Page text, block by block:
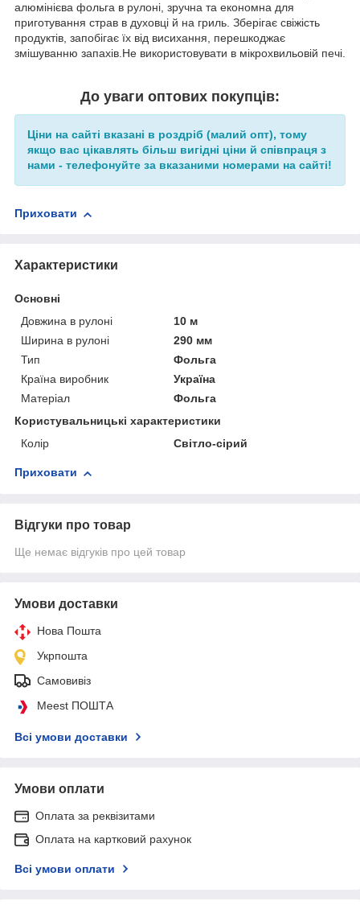
алюмінієва фольга в рулоні, зручна та економна для
приготування страв в духовці й на гриль. Зберігає свіжість
продуктів, запобігає їх від висихання, перешкоджає
змішуванню запахів.Не використовувати в мікрохвильовій печі.
До уваги оптових покупців:
Ціни на сайті вказані в роздріб (малий опт), тому
якщо вас цікавлять більш вигідні ціни й співпраця з
нами - телефонуйте за вказаними номерами на сайті!
Приховати
Характеристики
Основні
Довжина в рулоні
10 м
Ширина в рулоні
290 мм
Тип
Фольга
Країна виробник
Україна
Матеріал
Фольга
Користувальницькі характеристики
Колір
Світло-сірий
Приховати
Відгуки про товар
Ще немає відгуків про цей товар
Умови доставки
Нова Пошта
Укрпошта
Самовивіз
Meest ПОШТА
Всі умови доставки
Умови оплати
Оплата за реквізитами
Оплата на картковий рахунок
Всі умови оплати